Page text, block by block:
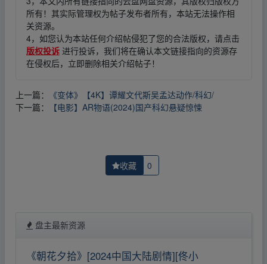
所有！其实际管理权为帖子发布者所有，本站无法操作相
关资源。
4，如您认为本站任何介绍帖侵犯了您的合法版权，请点击
版权投诉 进行投诉，我们将在确认本文链接指向的资源存
在侵权后，立即删除相关介绍帖子！
上一篇：
《变体》【4K】谭耀文代斯吴孟达动作/科幻/
下一篇：
【电影】AR物语(2024)国产科幻悬疑惊悚
收藏 0
盘主最新资源
《朝花夕拾》[2024中国大陆剧情][佟小